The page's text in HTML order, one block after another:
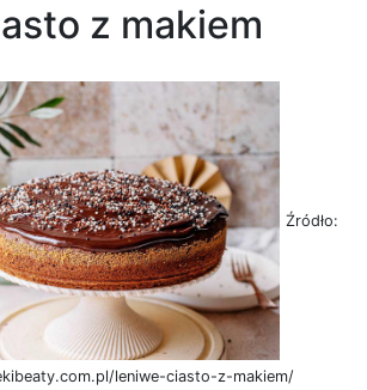
z makiem
Źródło:
leniwe-ciasto-z-makiem/